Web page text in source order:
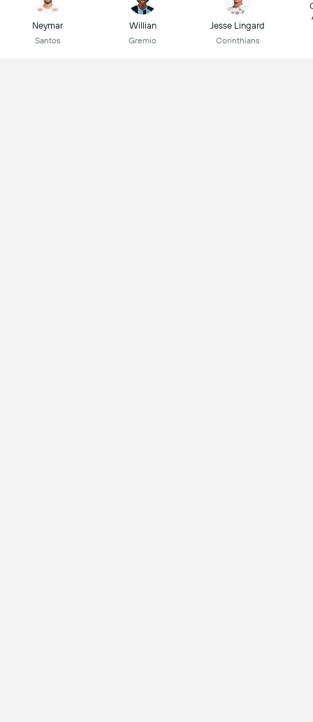
Neymar
Santos
Willian
Gremio
Jesse Lingard
Corinthians